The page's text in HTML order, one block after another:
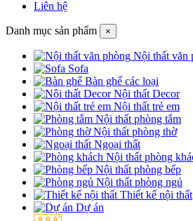
Liên hệ
Danh mục sản phẩm ×
Nội thất văn
Sofa
Bàn ghế các loại
Nội thất Decor
Nội thất trẻ em
Nội thất phòng tắm
Nội thất phòng thờ
Ngoại thất
Nội thất phòng
Nội thất phòng bếp
Nội thất phòng ngủ
Thiết kế nội thất
Dự án